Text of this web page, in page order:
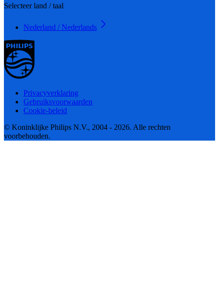
Selecteer land / taal
Nederland / Nederlands
Privacyverklaring
Gebruiksvoorwaarden
Cookie-beleid
© Koninklijke Philips N.V., 2004 - 2026. Alle rechten
voorbehouden.